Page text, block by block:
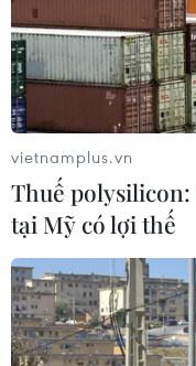
bố: "Tôi nghĩ Thụy
đối thoại cho Triều
vietnamplus.vn
Thuế
tại Mỹ có lợi thế